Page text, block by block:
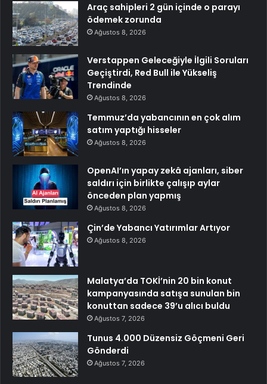
Araç sahipleri 2 gün içinde o parayı
ödemek zorunda
Ağustos 8, 2026
Verstappen Geleceğiyle İlgili Soruları
Geçiştirdi, Red Bull ile Yükseliş
Trendinde
Ağustos 8, 2026
Temmuz’da yabancının en çok alım
satım yaptığı hisseler
Ağustos 8, 2026
OpenAI’ın yapay zekâ ajanları, siber
saldırı için birlikte çalışıp aylar
önceden plan yapmış
Ağustos 8, 2026
Çin’de Yabancı Yatırımlar Artıyor
Ağustos 8, 2026
Malatya’da TOKİ’nin 20 bin konut
kampanyasında satışa sunulan bin
konuttan sadece 39’u alıcı buldu
Ağustos 7, 2026
Tunus 4.000 Düzensiz Göçmeni Geri
Gönderdi
Ağustos 7, 2026